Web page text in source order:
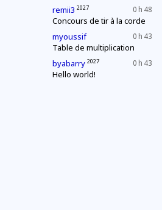
0 h 48
remii3 2027
Concours de tir à la corde
0 h 43
myoussif
Table de multiplication
0 h 43
byabarry 2027
Hello world!